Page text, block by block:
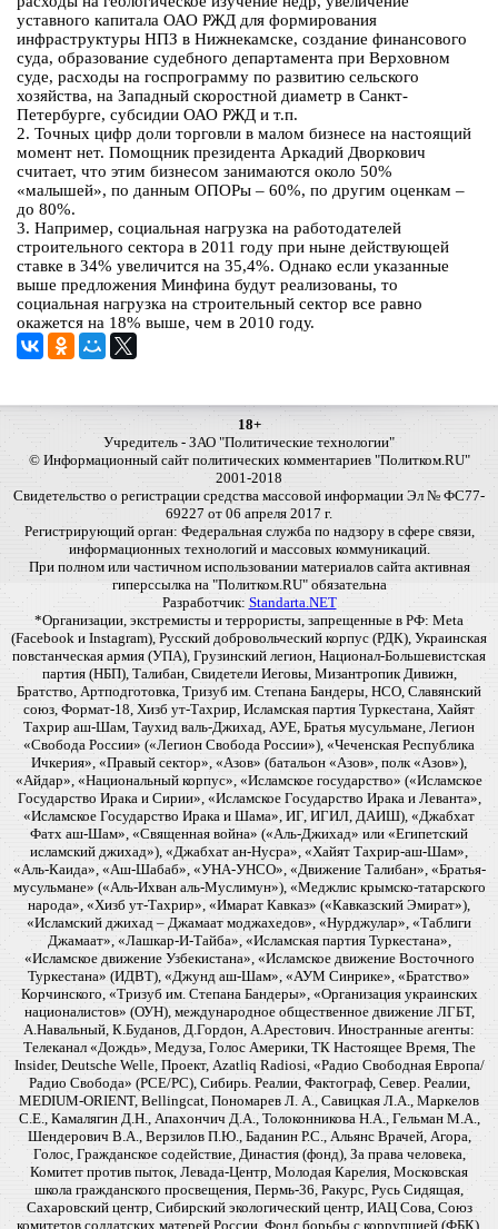
уставного капитала ОАО РЖД для формирования
инфраструктуры НПЗ в Нижнекамске, создание финансового
суда, образование судебного департамента при Верховном
суде, расходы на госпрограмму по развитию сельского
хозяйства, на Западный скоростной диаметр в Санкт-
Петербурге, субсидии ОАО РЖД и т.п.
2. Точных цифр доли торговли в малом бизнесе на настоящий
момент нет. Помощник президента Аркадий Дворкович
считает, что этим бизнесом занимаются около 50%
«малышей», по данным ОПОРы – 60%, по другим оценкам –
до 80%.
3. Например, социальная нагрузка на работодателей
строительного сектора в 2011 году при ныне действующей
ставке в 34% увеличится на 35,4%. Однако если указанные
выше предложения Минфина будут реализованы, то
социальная нагрузка на строительный сектор все равно
окажется на 18% выше, чем в 2010 году.
18+
Учредитель - ЗАО "Политические технологии"
© Информационный сайт политических комментариев "Политком.RU"
2001-2018
Свидетельство о регистрации средства массовой информации Эл № ФС77-
69227 от 06 апреля 2017 г.
Регистрирующий орган: Федеральная служба по надзору в сфере связи,
информационных технологий и массовых коммуникаций.
При полном или частичном использовании материалов сайта активная
гиперссылка на "Политком.RU" обязательна
Разработчик: Standarta.NET
*Организации, экстремисты и террористы, запрещенные в РФ: Meta
(Facebook и Instagram), Русский добровольческий корпус (РДК), Украинская
повстанческая армия (УПА), Грузинский легион, Национал-Большевистская
партия (НБП), Талибан, Свидетели Иеговы, Мизантропик Дивижн,
Братство, Артподготовка, Тризуб им. Степана Бандеры, НСО, Славянский
союз, Формат-18, Хизб ут-Тахрир, Исламская партия Туркестана, Хайят
Тахрир аш-Шам, Таухид валь-Джихад, АУЕ, Братья мусульмане, Легион
«Свобода России» («Легион Свобода России»), «Чеченская Республика
Ичкерия», «Правый сектор», «Азов» (батальон «Азов», полк «Азов»),
«Айдар», «Национальный корпус», «Исламское государство» («Исламское
Государство Ирака и Сирии», «Исламское Государство Ирака и Леванта»,
«Исламское Государство Ирака и Шама», ИГ, ИГИЛ, ДАИШ), «Джабхат
Фатх аш-Шам», «Священная война» («Аль-Джихад» или «Египетский
исламский джихад»), «Джабхат ан-Нусра», «Хайят Тахрир-аш-Шам»,
«Аль-Каида», «Аш-Шабаб», «УНА-УНСО», «Движение Талибан», «Братья-
мусульмане» («Аль-Ихван аль-Муслимун»), «Меджлис крымско-татарского
народа», «Хизб ут-Тахрир», «Имарат Кавказ» («Кавказский Эмират»),
«Исламский джихад – Джамаат моджахедов», «Нурджулар», «Таблиги
Джамаат», «Лашкар-И-Тайба», «Исламская партия Туркестана»,
«Исламское движение Узбекистана», «Исламское движение Восточного
Туркестана» (ИДВТ), «Джунд аш-Шам», «АУМ Синрике», «Братство»
Корчинского, «Тризуб им. Степана Бандеры», «Организация украинских
националистов» (ОУН), международное общественное движение ЛГБТ,
А.Навальный, К.Буданов, Д.Гордон, А.Арестович. Иностранные агенты:
Телеканал «Дождь», Медуза, Голос Америки, ТК Настоящее Время, The
Insider, Deutsche Welle, Проект, Azatliq Radiosi, «Радио Свободная Европа/
Радио Свобода» (PCE/PC), Сибирь. Реалии, Фактограф, Север. Реалии,
MEDIUM-ORIENT, Bellingcat, Пономарев Л. А., Савицкая Л.А., Маркелов
С.Е., Камалягин Д.Н., Апахончич Д.А., Толоконникова Н.А., Гельман М.А.,
Шендерович В.А., Верзилов П.Ю., Баданин Р.С., Альянс Врачей, Агора,
Голос, Гражданское содействие, Династия (фонд), За права человека,
Комитет против пыток, Левада-Центр, Молодая Карелия, Московская
школа гражданского просвещения, Пермь-36, Ракурс, Русь Сидящая,
Сахаровский центр, Сибирский экологический центр, ИАЦ Сова, Союз
комитетов солдатских матерей России, Фонд борьбы с коррупцией (ФБК),